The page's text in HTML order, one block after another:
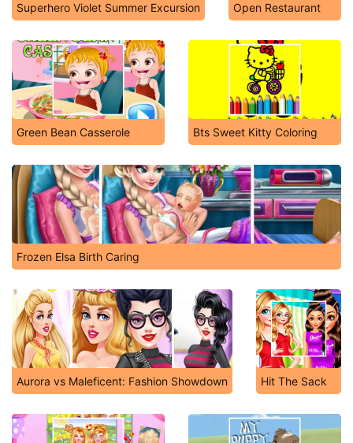
Superhero Violet Summer Excursion Open Restaurant
Green Bean Casserole Bts Sweet Kitty Coloring
Frozen Elsa Birth Caring
Aurora vs Maleficent: Fashion Showdown Hit The Sack